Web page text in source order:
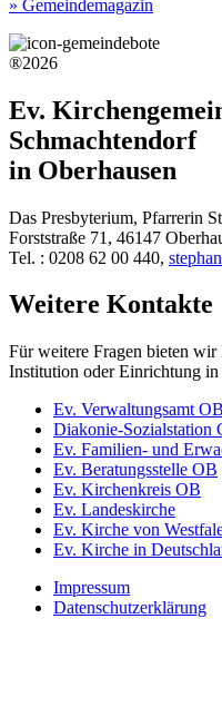
» Gemeindemagazin
®2026
Ev.
Schmachtendorf
in Oberhausen
Das Presbyterium, Pfarrerin
Forststraße 71, 46147
Tel. : 0208 62 00 440,
Weitere Kontakte
Für weitere Fragen bieten wir
Institution oder Einrichtung in
Ev. Verwaltungsamt OB
Diakonie-Sozialstation
Ev. Familien- und
Ev. Beratungsstelle OB
Ev. Kirchenkreis OB
Ev. Landeskirche
Ev. Kirche von
Ev. Kirche in
Impressum
Datenschutzerklärung